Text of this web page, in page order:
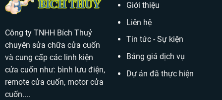
Công ty TNHH Bích Thuỷ
chuyên sửa chữa cửa cuốn
và cung cấp các linh kiện
cửa cuốn như: bình lưu điện,
remote cửa cuốn, motor cửa
cuốn....
Giới thiệu
Liên hệ
Tin tức - Sự kiện
Bảng giá dịch vụ
Dự án đã thực hiện